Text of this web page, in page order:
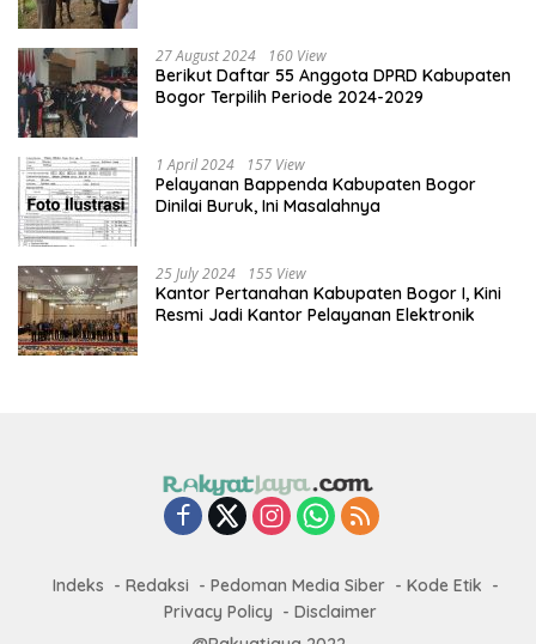
27 August 2024 160 View
Berikut Daftar 55 Anggota DPRD Kabupaten
Bogor Terpilih Periode 2024-2029
1 April 2024 157 View
Pelayanan Bappenda Kabupaten Bogor
Dinilai Buruk, Ini Masalahnya
25 July 2024 155 View
Kantor Pertanahan Kabupaten Bogor I, Kini
Resmi Jadi Kantor Pelayanan Elektronik
Indeks Redaksi Pedoman Media Siber
Kode Etik
Privacy Policy
Disclaimer